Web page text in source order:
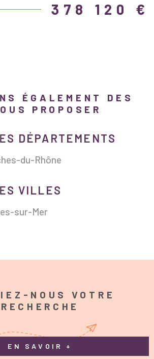
378 120 €
ÉGALEMENT DES
PROPOSER
DÉPARTEMENTS
du-Rhône
VILLES
sur-Mer
NOUS VOTRE
RECHERCHE
EN SAVOIR +